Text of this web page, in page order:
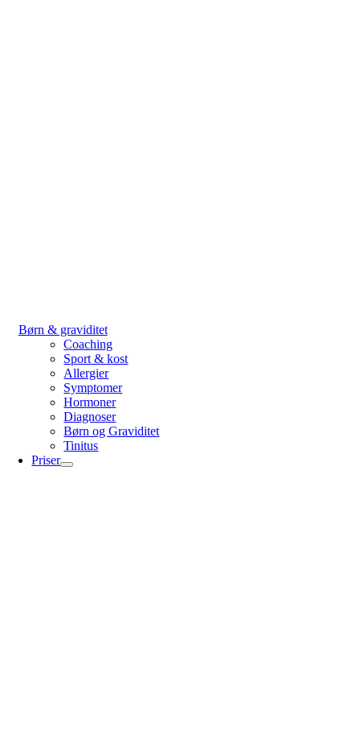
Børn & graviditet
Coaching
Sport & kost
Allergier
Symptomer
Hormoner
Diagnoser
Børn og Graviditet
Tinitus
Priser